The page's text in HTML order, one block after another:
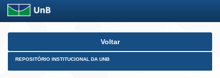
Skip
Voltar
REPOSITÓRIO INSTITUCIONAL DA UNB